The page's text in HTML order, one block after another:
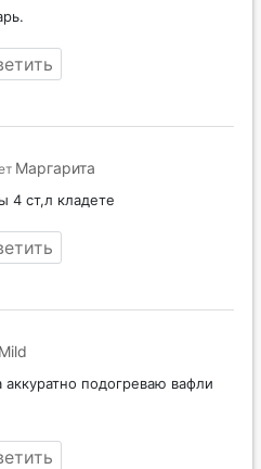
Маргарита
4 ст,л кладете
Mild
подогреваю вафли